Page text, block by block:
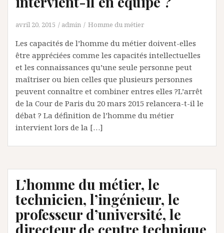
avril 20, 2015 admin Homme du métier
Les capacités de l’homme du métier doivent-elles
être appréciées comme les capacités intellectuelles
et les connaissances qu’une seule personne peut
maîtriser ou bien celles que plusieurs personnes
peuvent connaître et combiner entres elles ?L’arrêt
de la Cour de Paris du 20 mars 2015 relancera-t-il le
débat ? La définition de l’homme du métier
intervient lors de la […]
L’homme du métier, le
technicien, l’ingénieur, le
professeur d’université, le